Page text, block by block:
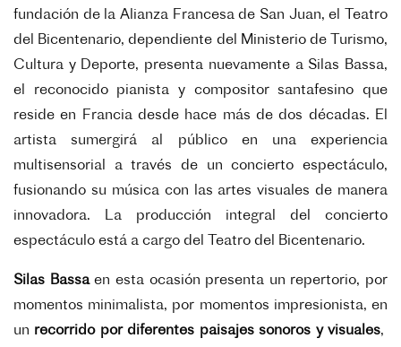
fundación de la Alianza Francesa de San Juan, el Teatro
del Bicentenario, dependiente del Ministerio de Turismo,
Cultura y Deporte, presenta nuevamente a Silas Bassa,
el reconocido pianista y compositor santafesino que
reside en Francia desde hace más de dos décadas. El
artista sumergirá al público en una experiencia
multisensorial a través de un concierto espectáculo,
fusionando su música con las artes visuales de manera
innovadora. La producción integral del concierto
espectáculo está a cargo del Teatro del Bicentenario.
Silas Bassaen esta ocasión presenta un repertorio, por
momentos minimalista, por momentos impresionista, en
un recorrido por diferentes paisajes sonoros y visuales,